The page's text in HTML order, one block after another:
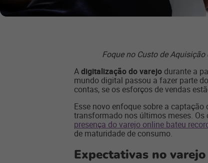
Foque no Custo de
Adigitalização do varejo durante a
mundo digital passou a fazer parte
contas, se os esforços de vendas
Esse novo enfoque sobre a captação
transformado nos últimos meses.
presença do varejo online bateu
de maturidade de consumo.
Expectativas no varejo